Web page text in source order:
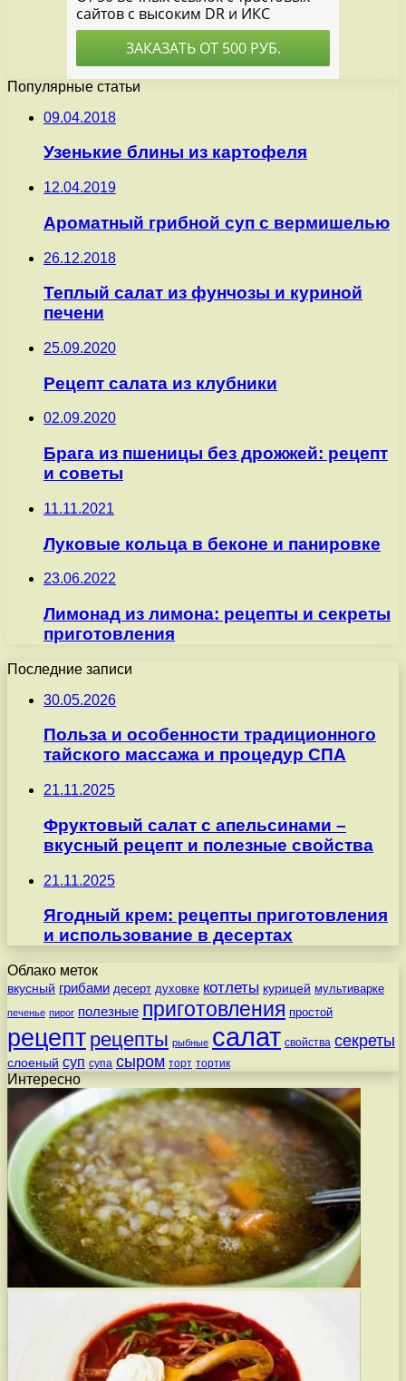
Популярные статьи
09.04.2018
Узенькие блины из картофеля
12.04.2019
Ароматный грибной суп с вермишелью
26.12.2018
Теплый салат из фунчозы и куриной
печени
25.09.2020
Рецепт салата из клубники
02.09.2020
Брага из пшеницы без дрожжей: рецепт
и советы
11.11.2021
Луковые кольца в беконе и панировке
23.06.2022
Лимонад из лимона: рецепты и секреты
приготовления
Последние записи
30.05.2026
Польза и особенности традиционного
тайского массажа и процедур СПА
21.11.2025
Фруктовый салат с апельсинами –
вкусный рецепт и полезные свойства
21.11.2025
Ягодный крем: рецепты приготовления
и использование в десертах
Облако меток
вкусный грибами десерт духовке котлеты курицей мультиварке
печенье пирог полезные приготовления простой
рецепт рецепты рыбные салат свойства секреты
слоеный суп супа сыром торт тортик
Интересно